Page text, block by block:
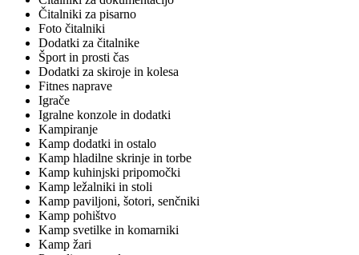
Čitalniki za pisarno
Foto čitalniki
Dodatki za čitalnike
Šport in prosti čas
Dodatki za skiroje in kolesa
Fitnes naprave
Igrače
Igralne konzole in dodatki
Kampiranje
Kamp dodatki in ostalo
Kamp hladilne skrinje in torbe
Kamp kuhinjski pripomočki
Kamp ležalniki in stoli
Kamp paviljoni, šotori, senčniki
Kamp pohištvo
Kamp svetilke in komarniki
Kamp žari